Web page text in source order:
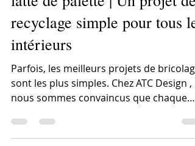
Étagère murale minimaliste à
faire soi-même à partir d'une
latte de palette | Un projet de
recyclage simple pour tous les
intérieurs
Parfois, les meilleurs projets de bricolage
sont les plus simples. Chez ATC Design ,